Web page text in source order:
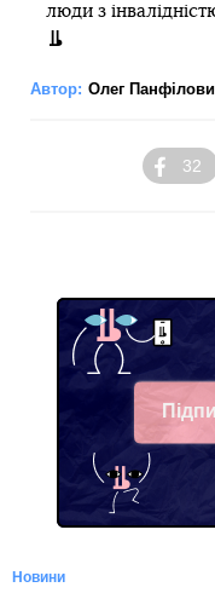
люди з
Автор: Олег
32
Новини